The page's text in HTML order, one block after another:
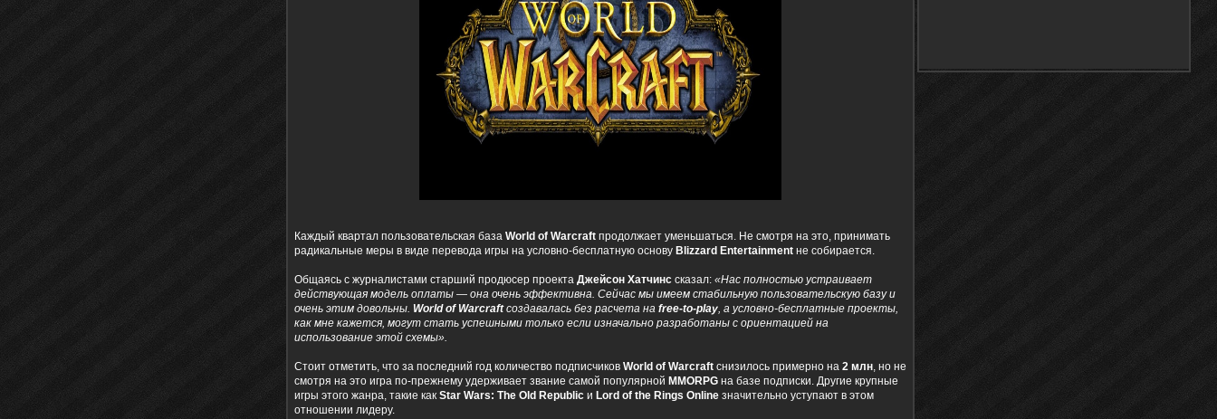
Каждый квартал пользовательская база World of Warcraft продолжает уменьшаться. Не смотря на это, принимать
радикальные меры в виде перевода игры на условно-бесплатную основу Blizzard Entertainment не собирается.
Общаясь с журналистами старший продюсер проекта Джейсон Хатчинс сказал: «Нас полностью устраивает
действующая модель оплаты — она очень эффективна. Сейчас мы имеем стабильную пользовательскую базу и
очень этим довольны. World of Warcraftсоздавалась без расчета на free-to-play, а условно-бесплатные проекты,
как мне кажется, могут стать успешными только если изначально разработаны с ориентацией на
использование этой схемы».
Стоит отметить, что за последний год количество подписчиков World of Warcraft снизилось примерно на 2 млн, но не
смотря на это игра по-прежнему удерживает звание самой популярной MMORPG на базе подписки. Другие крупные
игры этого жанра, такие как Star Wars: The Old Republic и Lord of the Rings Online значительно уступают в этом
отношении лидеру.